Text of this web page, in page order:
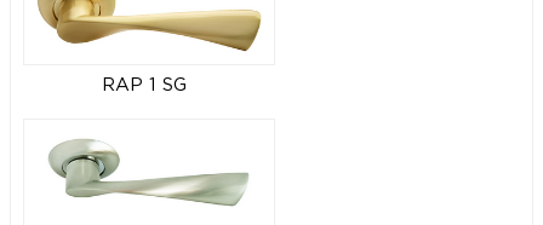
RAP 1 SG